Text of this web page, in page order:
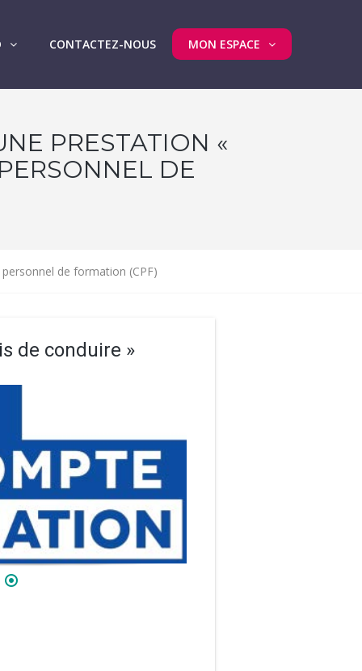
CONTACTEZ-NOUS MON ESPACE
PRESTATION «
DE
de formation (CPF)
de conduire »